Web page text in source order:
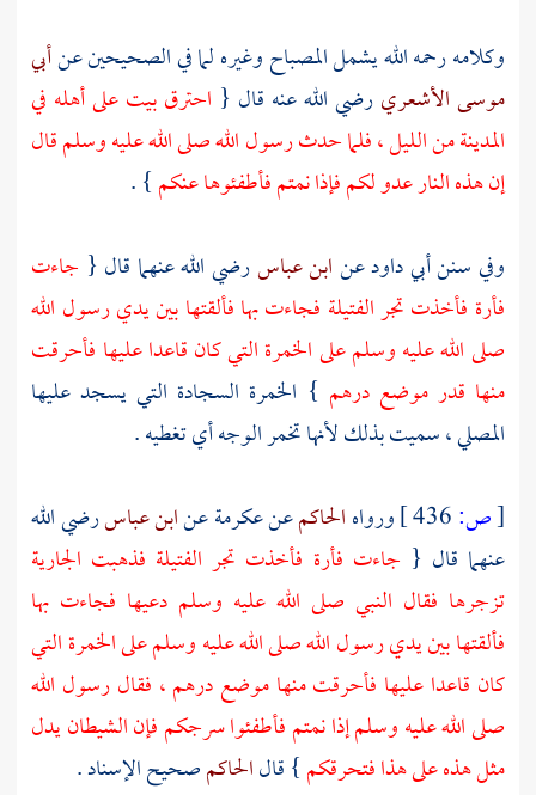
وكلامه رحمه الله يشمل المصباح وغيره لما في الصحيحين عنأبي
موسى الأشعريرضي الله عنه قال { احترق بيت على أهله في
المدينةمن الليل ، فلما حدث رسول الله صلى الله عليه وسلم قال
إن هذه النار عدو لكم فإذا نمتم فأطفئوها عنكم} .
وفي سننأبي داودعنابن عباسرضي الله عنهما قال { جاءت
فأرة فأخذت تجر الفتيلة فجاءت بها فألقتها بين يدي رسول الله
صلى الله عليه وسلم على الخمرة التي كان قاعدا عليها فأحرقت
منها قدر موضع درهم } الخمرة السجادة التي يسجد عليها
المصلي ، سميت بذلك لأنها تخمر الوجه أي تغطيه .
[ص: ورواهالحاكمعنعكرمةعنابن عباسرضي الله
عنهما قال { جاءت فأرة فأخذت تجر الفتيلة فذهبت الجارية
تزجرها فقال النبي صلى الله عليه وسلم دعيها فجاءت بها
فألقتها بين يدي رسول الله صلى الله عليه وسلم على الخمرة التي
كان قاعدا عليها فأحرقت منها موضع درهم ، فقال رسول الله
صلى الله عليه وسلم إذا نمتم فأطفئوا سرجكم فإن الشيطان يدل
مثل هذه على هذا فتحرقكم} قالالحاكمصحيح الإسناد .